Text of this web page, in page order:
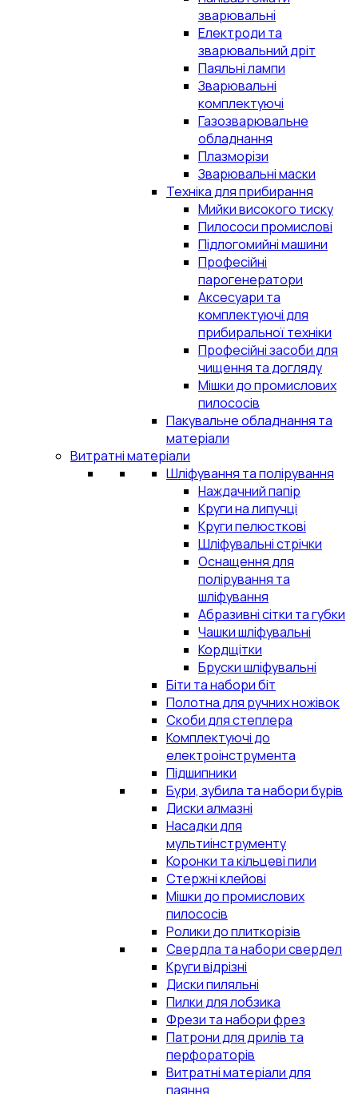
зварювальні
Електроди та
зварювальний дріт
Паяльні лампи
Зварювальні
комплектуючі
Газозварювальне
обладнання
Плазморізи
Зварювальні маски
Техніка для прибирання
Мийки високого тиску
Пилососи промислові
Підлогомийні машини
Професійні
парогенератори
Аксесуари та
комплектуючі для
прибиральної техніки
Професійні засоби для
чищення та догляду
Мішки до промислових
пилососів
Пакувальне обладнання та
матеріали
Витратні матеріали
Шліфування та полірування
Наждачний папір
Круги на липучці
Круги пелюсткові
Шліфувальні стрічки
Оснащення для
полірування та
шліфування
Абразивні сітки та губки
Чашки шліфувальні
Кордщітки
Бруски шліфувальні
Біти та набори біт
Полотна для ручних ножівок
Скоби для степлера
Комплектуючі до
електроінструмента
Підшипники
Бури, зубила та набори бурів
Диски алмазні
Насадки для
мультиінструменту
Коронки та кільцеві пили
Стержні клейові
Мішки до промислових
пилососів
Ролики до плиткорізів
Свердла та набори свердел
Круги відрізні
Диски пиляльні
Пилки для лобзика
Фрези та набори фрез
Патрони для дрилів та
перфораторів
Витратні матеріали для
паяння